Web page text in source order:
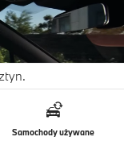
Samochody używane